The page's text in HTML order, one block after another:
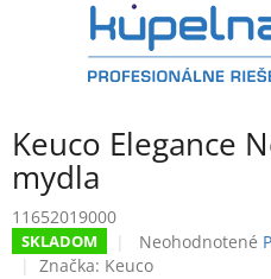
Keuco Elegance
mydla
11652019000
SKLADOM
Priemerné
hodnotenie
Neohodnotené
Značka: Keuco